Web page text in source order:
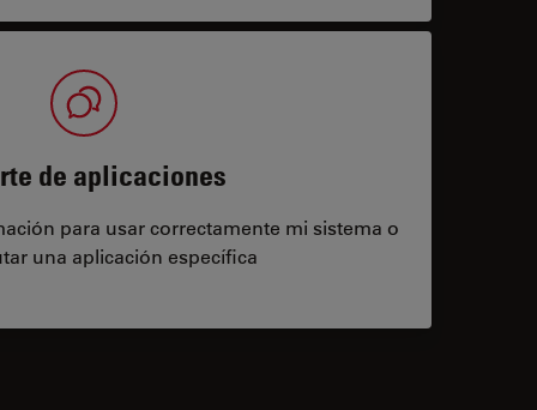
de aplicaciones
para usar correctamente mi sistema o
una aplicación específica